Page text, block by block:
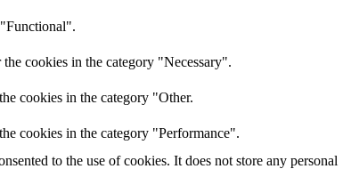
cookies in the category "Necessary".
cookies in the category "Other.
cookies in the category "Performance".
to the use of cookies. It does not store any personal